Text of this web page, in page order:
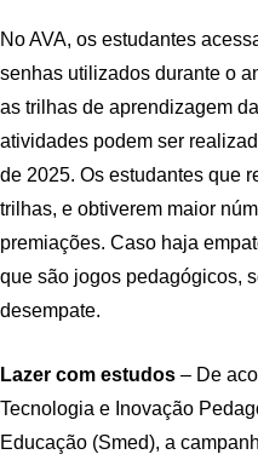
No AVA, os estudantes
senhas utilizados durante o
as trilhas de aprendizagem
atividades podem ser
de 2025. Os estudantes que
trilhas, e obtiverem maior
premiações. Caso haja
que são jogos pedagógicos,
desempate.
Lazer com estudos – De
Tecnologia e Inovação
Educação (Smed), a